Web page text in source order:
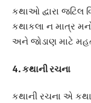
કથાઓ દ્વારા જટિલ
કથાકલા ન માત્ર
અને જોડાણ માટે
4.કથાની રચના
કથાની રચના એ